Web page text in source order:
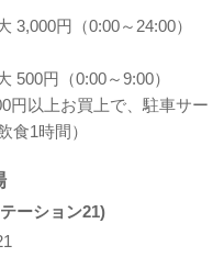
3,000円（0:00～24:00）
500円（0:00～9:00）
円以上お買上で、駐車サー
食1時間）
ーション21)